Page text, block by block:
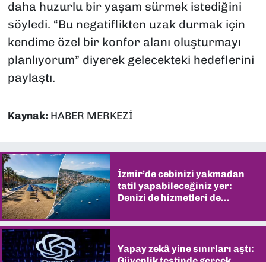
daha huzurlu bir yaşam sürmek istediğini
söyledi. “Bu negatiflikten uzak durmak için
kendime özel bir konfor alanı oluşturmayı
planlıyorum” diyerek gelecekteki hedeflerini
paylaştı.
Kaynak: HABER MERKEZİ
İzmir’de cebinizi yakmadan
tatil yapabileceğiniz yer:
Denizi de hizmetleri de
Yapay zekâ yine sınırları aştı: